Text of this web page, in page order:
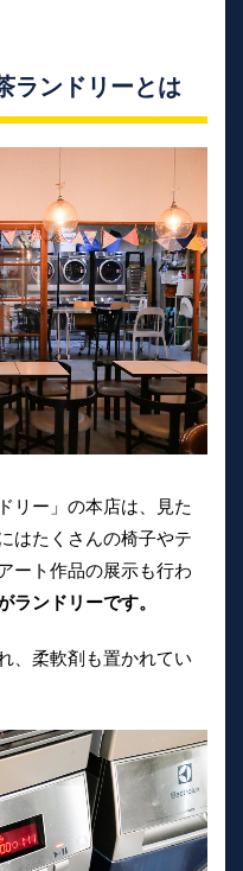
ランドリーとは
リー」の本店は、見た
はたくさんの椅子やテ
ート作品の展示も行わ
ランドリーです。
、柔軟剤も置かれてい